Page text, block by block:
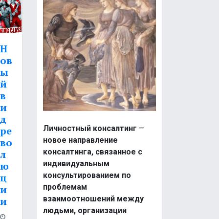
Н
ов
ы
й
в
и
д
ре
во
л
ю
ц
и
и
Личностный консалтинг —
новое направление
консалтинга, связанное с
индивидуальным
консультированием по
проблемам
взаимоотношений между
людьми, организации